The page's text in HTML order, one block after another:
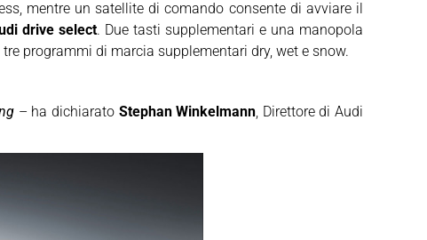
mentre un satellite di comando consente di avviare il
drive select. Due tasti supplementari e una manopola
tre programmi di marcia supplementari dry, wet e snow.
– ha dichiarato Stephan Winkelmann, Direttore di Audi